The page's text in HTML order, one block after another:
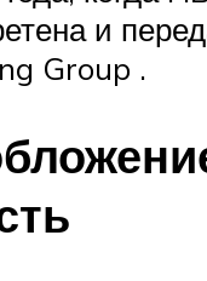
и
Group .